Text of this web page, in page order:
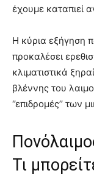
έχουμε καταπιεί
Η κύρια εξήγηση
προκαλέσει
κλιματιστικά
βλέννης του
‘’επιδρομές’’ των
Τι